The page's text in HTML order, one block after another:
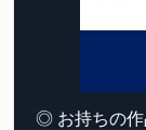
◎ お持ちの作